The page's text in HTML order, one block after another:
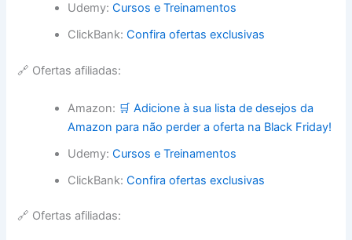
Udemy:Cursos e Treinamentos
ClickBank:Confira ofertas exclusivas
🔗 Ofertas afiliadas:
Amazon: 🛒 Adicione à sua lista de desejos da
Amazon para não perder a oferta na Black Friday!
Udemy:Cursos e Treinamentos
ClickBank:Confira ofertas exclusivas
🔗 Ofertas afiliadas: